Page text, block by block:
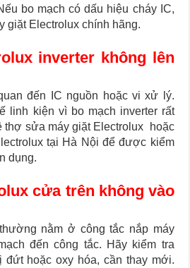
bo mạch có dấu hiệu cháy IC,
giặt Electrolux chính hãng.
inverter không lên
đến IC nguồn hoặc vi xử lý.
linh kiện vì bo mạch inverter rất
thợ sửa máy giặt Electrolux hoặc
tại Hà Nội để được kiểm
dụng.
cửa trên không vào
nằm ở công tắc nắp máy
đến công tắc. Hãy kiểm tra
đứt hoặc oxy hóa, cần thay mới.